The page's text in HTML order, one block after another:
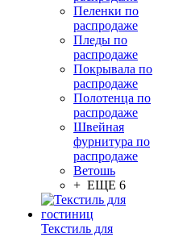
Пеленки по
распродаже
Пледы по
распродаже
Покрывала по
распродаже
Полотенца по
распродаже
Швейная
фурнитура по
распродаже
Ветошь
+ ЕЩЕ 6
Текстиль для